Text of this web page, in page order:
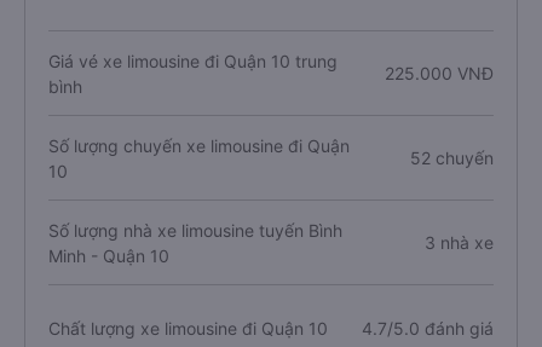
Giá vé xe limousine đi Quận 10 trung
bình
225.000 VNĐ
Số lượng chuyến xe limousine đi Quận
10
52 chuyến
Số lượng nhà xe limousine tuyến Bình
Minh - Quận 10
3 nhà xe
Chất lượng xe limousine đi Quận 10 4.7/5.0 đánh giá